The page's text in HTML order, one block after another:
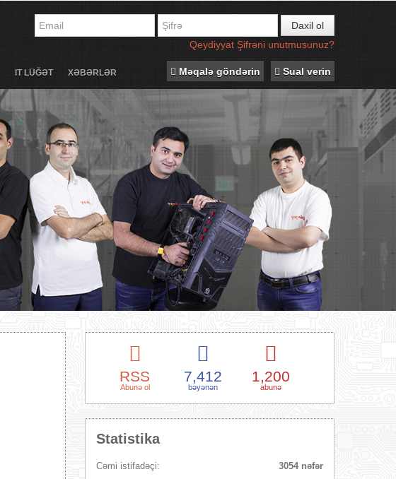
Daxil ol
Qeydiyyat Şifrəni unutmusunuz?
IT LÜĞƏT XƏBƏRLƏR Məqalə göndərin Sual verin
RSS
Abunə ol
7,412
bəyənən
1,200
abunə
Statistika
Cəmi istifadəçi: 3054 nəfər